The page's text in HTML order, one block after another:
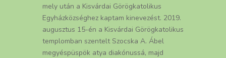
mely után a Kisvárdai Görögkatolikus
Egyházközséghez kaptam kinevezést. 2019.
augusztus 15-én a Kisvárdai Görögkatolikus
templomban szentelt Szocska A. Ábel
megyéspüspök atya diakónussá, majd